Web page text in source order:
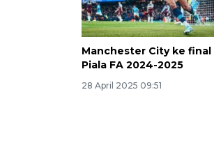
Manchester City ke final
Piala FA 2024-2025
28 April 2025 09:51